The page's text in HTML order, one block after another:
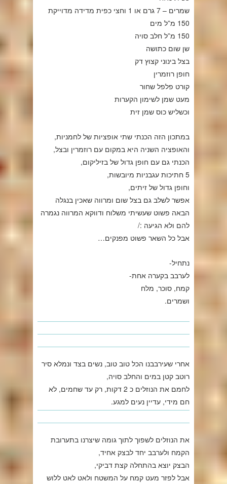
שמרים – 7 גרם או 1 וחצי כפית מדידה מדוייקת
150 מ”ל מים
150 מ”ל חלב סויה
שן שום כתושה
בצל בינוני קצוץ דק
חופן רוזמרין
קורט פלפל שחור
מעט שמן לשימון הקערות
וכשליש כוס שמן זית
במתכון הזה הכנתי שתי אופציות של לחמניות,
והאופציה השניה היא במקום עם רוזמרין ובצל,
הכנתי גם עם חופן גדול של בזיליקום,
5 חתיכות עגבניות מיובשות,
וחופן גדול של זיתים,
אפשר לשלב גם בצל שום ומרווה שאכין בנגלה
הבאה פשוט שעשיתי משלוח ודווקא המרווה נגמרה
להם ולא הגיעה :/
אבל כל השאר פשוט מפנקים…
נתחיל-
לערבב בקערה אחת-
קמח, סוכר, מלח
ושמרים.
אחרי שעירבבנו הכל טוב טוב, נשים בצד ונמלא סיר
רוטב קטן במים והחלב סויה,
לחמם את הנוזלים כ 2 דקות, רק עד שחמים, לא
חם מידי, עדיין נעים למגע.
את הנוזלים לשפוך לתוך גומה שיצרנו בתערובת
הקמח ולערבב יחד לבצק אחיד,
הבצק יוצא בהתחלה קצת דביקי,
אבל לפזר מעט קמח על המשטח ולאט לאט ללוש